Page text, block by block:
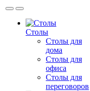
Столы
Столы для
дома
Столы для
офиса
Столы для
переговоров